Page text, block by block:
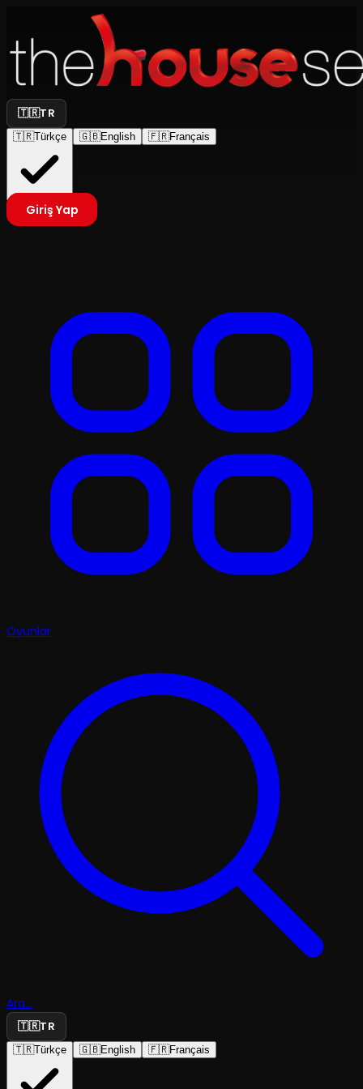
🇹🇷TR
🇹🇷Türkçe 🇬🇧English 🇫🇷Français
Giriş Yap
Oyunlar
Ara...
🇹🇷TR
🇹🇷Türkçe 🇬🇧English 🇫🇷Français